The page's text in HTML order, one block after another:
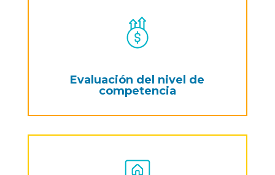
Evaluación del nivel de
competencia